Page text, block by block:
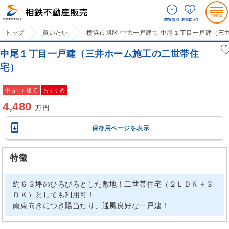
0
トップ 買いたい 横浜市旭区 中古一戸建て 中尾１丁目一戸建（三
中尾１丁目一戸建（三井ホーム施工の二世帯住
宅）
中古一戸建て おすすめ
4,480万円
 保存用ページを表示
特徴
約６３坪のひろびろとした敷地！二世帯住宅（２ＬＤＫ＋３
ＤＫ）としても利用可！
南東向きにつき陽当たり、通風良好な一戸建！